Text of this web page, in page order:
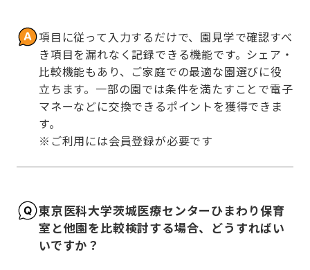
項目に従って入力するだけで、園見学で確認すべ
き項目を漏れなく記録できる機能です。シェア・
比較機能もあり、ご家庭での最適な園選びに役
立ちます。一部の園では条件を満たすことで電子
マネーなどに交換できるポイントを獲得できま
す。
※ご利用には会員登録が必要です
東京医科大学茨城医療センターひまわり保育
室と他園を比較検討する場合、どうすればい
いですか？